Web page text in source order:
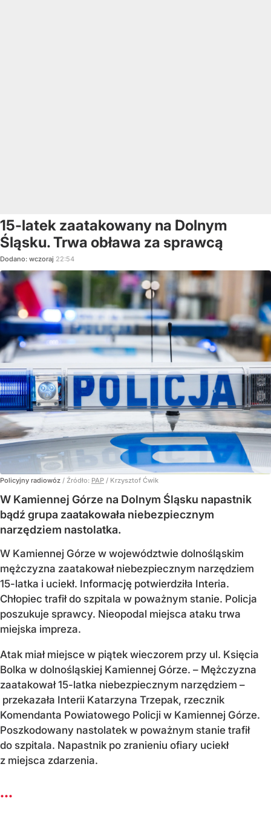
15-latek zaatakowany na Dolnym
Śląsku. Trwa obława za sprawcą
Dodano: wczoraj 22:54
Policyjny radiowóz / Źródło: PAP / Krzysztof Ćwik
W Kamiennej Górze na Dolnym Śląsku napastnik
bądź grupa zaatakowała niebezpiecznym
narzędziem nastolatka.
W Kamiennej Górze w województwie dolnośląskim
mężczyzna zaatakował niebezpiecznym narzędziem
15-latka i uciekł. Informację potwierdziła Interia.
Chłopiec trafił do szpitala w poważnym stanie. Policja
poszukuje sprawcy. Nieopodal miejsca ataku trwa
miejska impreza.
Atak miał miejsce w piątek wieczorem przy ul. Księcia
Bolka w dolnośląskiej Kamiennej Górze. – Mężczyzna
zaatakował 15-latka niebezpiecznym narzędziem –
przekazała Interii Katarzyna Trzepak, rzecznik
Komendanta Powiatowego Policji w Kamiennej Górze.
Poszkodowany nastolatek w poważnym stanie trafił
do szpitala. Napastnik po zranieniu ofiary uciekł
z miejsca zdarzenia.
...